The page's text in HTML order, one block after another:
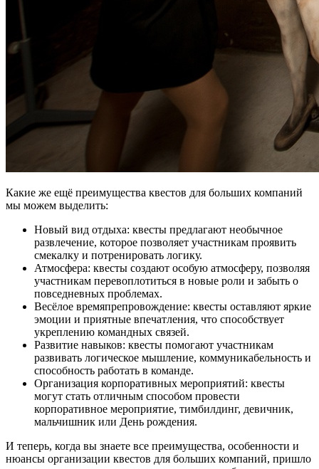
Какие же ещё преимущества квестов для больших компаний
мы можем выделить:
Новый вид отдыха: квесты предлагают необычное
развлечение, которое позволяет участникам проявить
смекалку и потренировать логику.
Атмосфера: квесты создают особую атмосферу, позволяя
участникам перевоплотиться в новые роли и забыть о
повседневных проблемах.
Весёлое времяпрепровождение: квесты оставляют яркие
эмоции и приятные впечатления, что способствует
укреплению командных связей.
Развитие навыков: квесты помогают участникам
развивать логическое мышление, коммуникабельность и
способность работать в команде.
Организация корпоративных мероприятий: квесты
могут стать отличным способом провести
корпоративное мероприятие, тимбилдинг, девичник,
мальчишник или День рождения.
И теперь, когда вы знаете все преимущества, особенности и
нюансы организации квестов для больших компаний, пришло